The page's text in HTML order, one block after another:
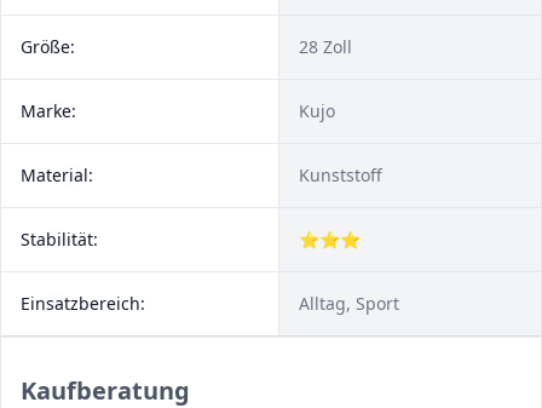
Größe: 28 Zoll
Marke: Kujo
Material: Kunststoff
Stabilität: ⭐⭐⭐
Einsatzbereich: Alltag, Sport
Kaufberatung